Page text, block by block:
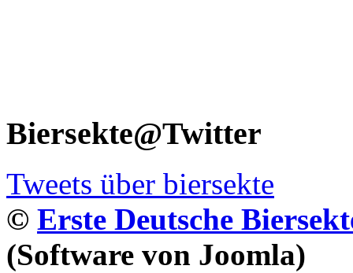
Biersekte@Twitter
Tweets über biersekte
© Erste Deutsche
(Software von Joomla)